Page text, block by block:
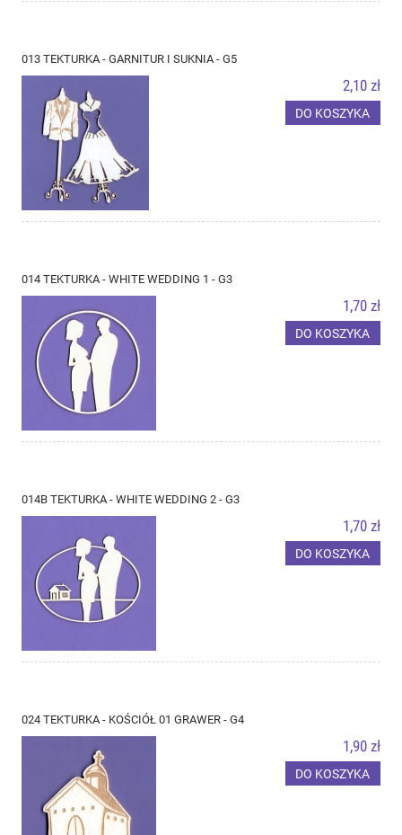
013 TEKTURKA - GARNITUR I SUKNIA - G5
2,10 zł
DO KOSZYKA
014 TEKTURKA - WHITE WEDDING 1 - G3
1,70 zł
DO KOSZYKA
014B TEKTURKA - WHITE WEDDING 2 - G3
1,70 zł
DO KOSZYKA
024 TEKTURKA - KOŚCIÓŁ 01 GRAWER - G4
1,90 zł
DO KOSZYKA